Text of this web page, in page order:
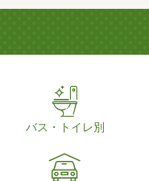
バス・トイレ別